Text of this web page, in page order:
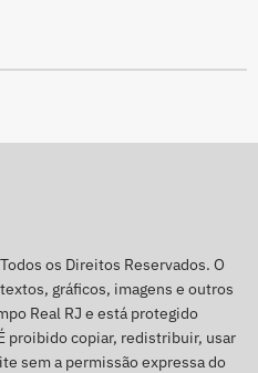
alvo de mandados de
os Direitos Reservados. O
gráficos, imagens e outros
Real RJ e está protegido
proibido copiar, redistribuir, usar
sem a permissão expressa do